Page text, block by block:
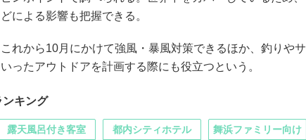
による影響も把握できる。
れから10月にかけて強風・暴風対策できるほか、釣りやサ
ったアウトドアを計画する際にも役立つという。
ンキング
露天風呂付き客室 都内シティホテル 舞浜ファミリー向け